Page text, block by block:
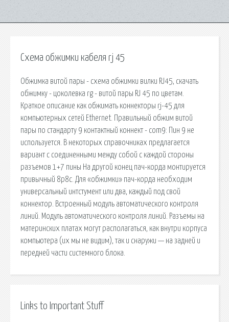
Схема обжимки кабеля rj 45
Обжимка витой пары - схема обжимки вилки RJ45, скачать
обжимку - цоколевка rg - витой пары RJ 45 по цветам.
Краткое описание как обжимать коннекторы rj-45 для
компьютерных сетей Ethernet. Правильный обжим витой
пары по стандарту 9 контактный коннект - com9: Пин 9 не
используется. В некоторых справочниках предлагается
вариант с соединенными между собой с каждой стороны
разъемов 1+7 пины На другой конец пач-корда монтируется
привычный 8p8c. Для «обжимки» пач-корда необходим
универсальный интстумент или два, каждый под свой
коннектор. Встроенный модуль автоматического контроля
линий. Модуль автоматического контроля линий. Разъемы на
материнских платах могут располагаться, как внутри корпуса
компьютера (их мы не видим), так и снаружи — на задней и
передней части системного блока.
Links to Important Stuff